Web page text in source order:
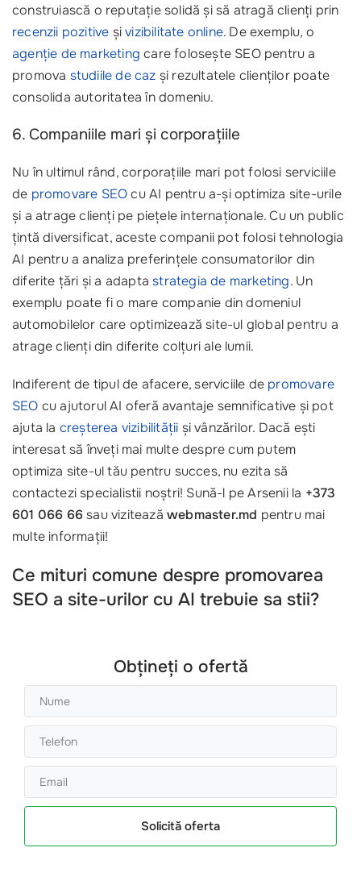
construiască o reputație solidă și să atragă clienți prin
recenzii pozitive șivizibilitate online. De exemplu, o
agenție de marketing care folosește SEO pentru a
promova studiile de caz și rezultatele clienților poate
consolida autoritatea în domeniu.
6. Companiile mari și corporațiile
Nu în ultimul rând, corporațiile mari pot folosi serviciile
de promovare SEOcu AI pentru a-și optimiza site-urile
și a atrage clienți pe piețele internaționale. Cu un public
țintă diversificat, aceste companii pot folosi tehnologia
AI pentru a analiza preferințele consumatorilor din
diferite țări și a adaptastrategia de marketing. Un
exemplu poate fi o mare companie din domeniul
automobilelor care optimizează site-ul global pentru a
atrage clienți din diferite colțuri ale lumii.
Indiferent de tipul de afacere, serviciile de promovare
SEO cu ajutorul AI oferă avantaje semnificative și pot
ajuta la creșterea vizibilității și vânzărilor. Dacă ești
interesat să înveți mai multe despre cum putem
optimiza site-ul tău pentru succes, nu ezita să
contactezi specialistii noștri! Sună-l pe Arsenii la +373
601 066 66sau vizitează webmaster.md pentru mai
multe informații!
Ce mituri comune despre promovarea
SEO a site-urilor cu AI trebuie sa stii?
Obțineți o ofertă
Solicită oferta